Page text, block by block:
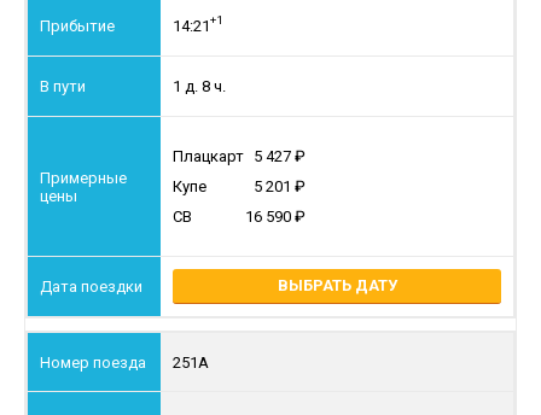
14:21+1
1 д. 8 ч.
Плацкарт 5 427
Купе
5 201
СВ
16 590
ВЫБРАТЬ ДАТУ
251А